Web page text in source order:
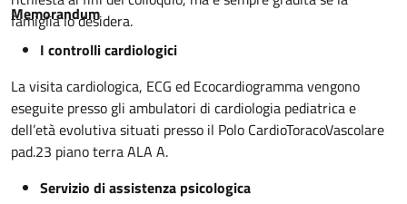
famiglia lo desidera.
Memorandum
I controlli cardiologici
La visita cardiologica, ECG ed Ecocardiogramma vengono
eseguite presso gli ambulatori di cardiologia pediatrica e
dell’età evolutiva situati presso il Polo CardioToracoVascolare
pad.23 piano terra ALA A.
Servizio di assistenza psicologica